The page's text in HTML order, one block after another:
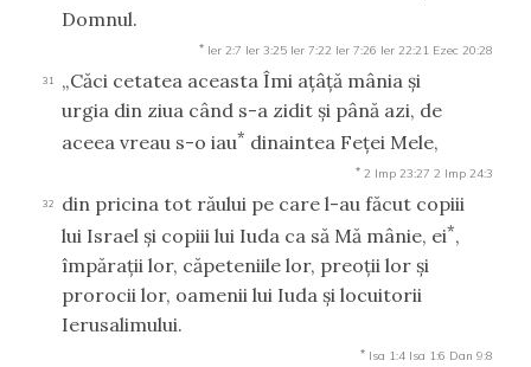
Domnul.
* Ier 2:7 Ier 3:25 Ier 7:22 Ier 7:26 Ier 22:21 Ezec 20:28
31
„Căci cetatea aceasta Îmi aţâţă mânia şi
urgia din ziua când s-a zidit şi până azi, de
aceea vreau s-o iau* dinaintea Feţei Mele,
* 2 Imp 23:27 2 Imp 24:3
32
din pricina tot răului pe care l-au făcut copiii
lui Israel şi copiii lui Iuda ca să Mă mânie, ei*,
împăraţii lor, căpeteniile lor, preoţii lor şi
prorocii lor, oamenii lui Iuda şi locuitorii
Ierusalimului.
* Isa 1:4 Isa 1:6 Dan 9:8